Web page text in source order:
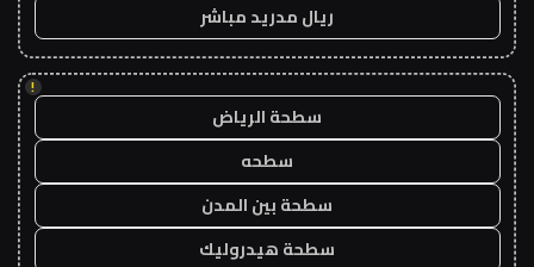
ريال مدريد مباشر
!
سطحة الرياض
سطحه
سطحة بين المدن
سطحة هيدروليك